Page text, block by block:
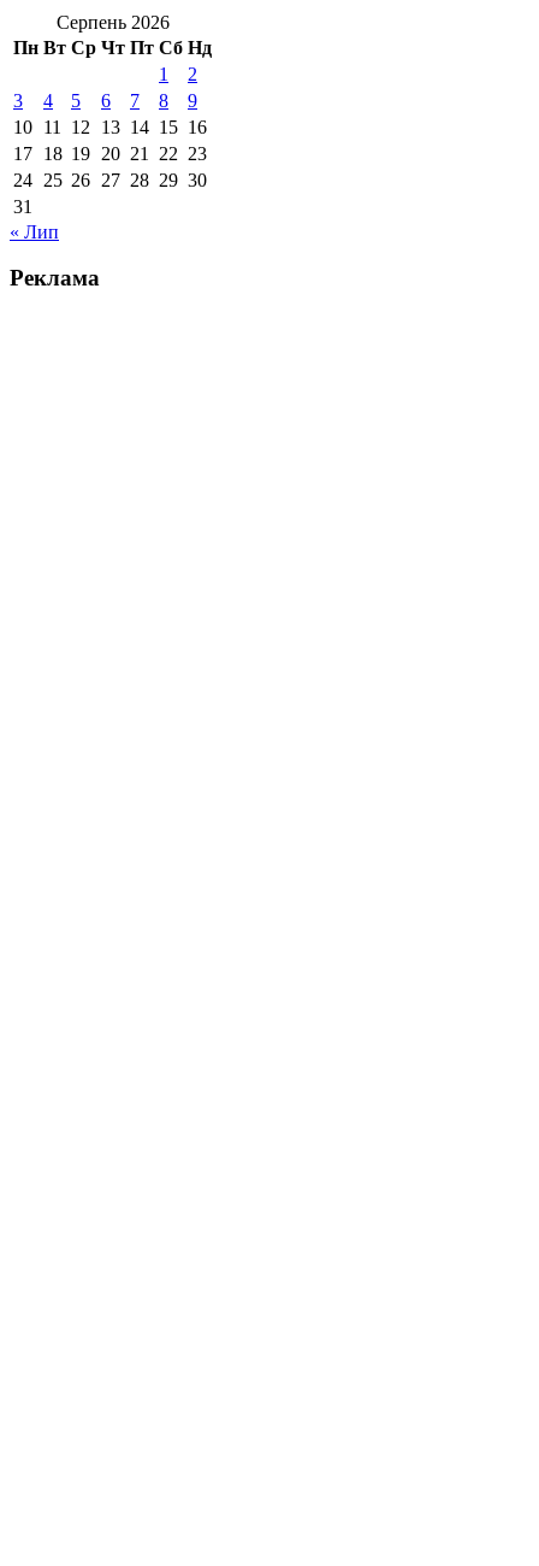
Серпень 2026
Пн Вт Ср Чт Пт Сб Нд
1
2
3
4 5 6 7 8
9
10 11 12 13 14 15 16
17 18 19 20 21 22 23
24 25 26 27 28 29 30
31
« Лип
Реклама